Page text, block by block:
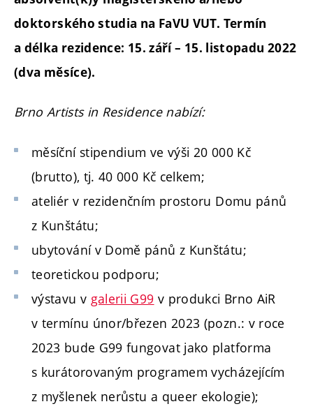
doktorského studia na FaVU VUT. Termín
a délka rezidence: 15. září – 15. listopadu 2022
(dva měsíce).
Brno Artists in Residence nabízí:
měsíční stipendium ve výši 20 000 Kč
(brutto), tj. 40 000 Kč celkem;
ateliér v rezidenčním prostoru Domu pánů
z Kunštátu;
ubytování v Domě pánů z Kunštátu;
teoretickou podporu;
výstavu v galerii G99 v produkci Brno AiR
v termínu únor/březen 2023 (pozn.: v roce
2023 bude G99 fungovat jako platforma
s kurátorovaným programem vycházejícím
z myšlenek nerůstu a queer ekologie);